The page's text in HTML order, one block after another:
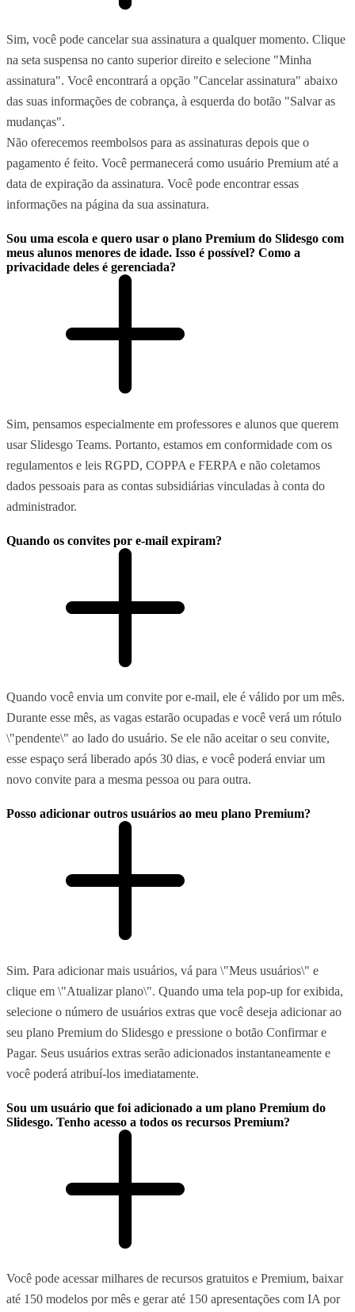
Sim, você pode cancelar sua assinatura a qualquer momento. Clique
na seta suspensa no canto superior direito e selecione "Minha
assinatura". Você encontrará a opção "Cancelar assinatura" abaixo
das suas informações de cobrança, à esquerda do botão "Salvar as
mudanças".
Não oferecemos reembolsos para as assinaturas depois que o
pagamento é feito. Você permanecerá como usuário Premium até a
data de expiração da assinatura. Você pode encontrar essas
informações na página da sua assinatura.
Sou uma escola e quero usar o plano Premium do Slidesgo com
meus alunos menores de idade. Isso é possível? Como a
privacidade deles é gerenciada?
Sim, pensamos especialmente em professores e alunos que querem
usar Slidesgo Teams. Portanto, estamos em conformidade com os
regulamentos e leis RGPD, COPPA e FERPA e não coletamos
dados pessoais para as contas subsidiárias vinculadas à conta do
administrador.
Quando os convites por e-mail expiram?
Quando você envia um convite por e-mail, ele é válido por um mês.
Durante esse mês, as vagas estarão ocupadas e você verá um rótulo
\"pendente\" ao lado do usuário. Se ele não aceitar o seu convite,
esse espaço será liberado após 30 dias, e você poderá enviar um
novo convite para a mesma pessoa ou para outra.
Posso adicionar outros usuários ao meu plano Premium?
Sim. Para adicionar mais usuários, vá para \"Meus usuários\" e
clique em \"Atualizar plano\". Quando uma tela pop-up for exibida,
selecione o número de usuários extras que você deseja adicionar ao
seu plano Premium do Slidesgo e pressione o botão Confirmar e
Pagar. Seus usuários extras serão adicionados instantaneamente e
você poderá atribuí-los imediatamente.
Sou um usuário que foi adicionado a um plano Premium do
Slidesgo. Tenho acesso a todos os recursos Premium?
Você pode acessar milhares de recursos gratuitos e Premium, baixar
até 150 modelos por mês e gerar até 150 apresentações com IA por